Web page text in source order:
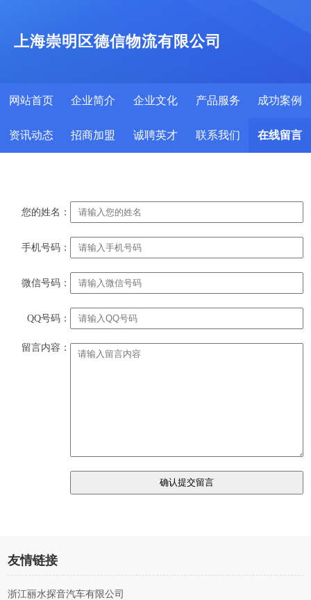
上海崇明区德信物流有限公司
网站首页 企业简介 企业文化 产品服务 成功案例
资讯动态 招商加盟 诚聘英才 联系我们 在线留言
您的姓名：
手机号码：
微信号码：
QQ号码：
留言内容：
友情链接
浙江丽水探音汽车有限公司